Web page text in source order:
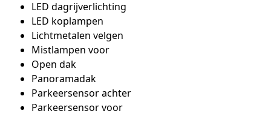
LED dagrijverlichting
LED koplampen
Lichtmetalen velgen
Mistlampen voor
Open dak
Panoramadak
Parkeersensor achter
Parkeersensor voor